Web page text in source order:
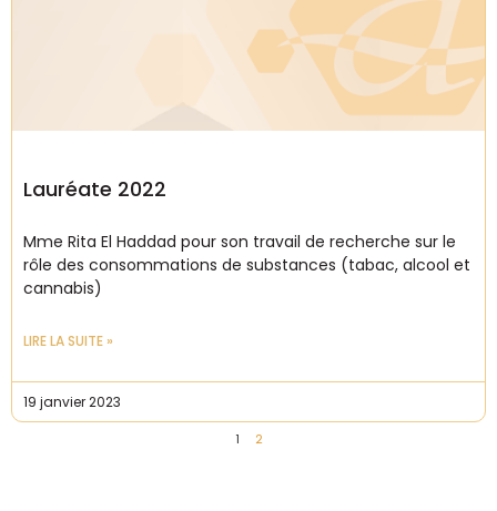
Lauréate 2022
Mme Rita El Haddad pour son travail de recherche sur le
rôle des consommations de substances (tabac, alcool et
cannabis)
LIRE LA SUITE »
19 janvier 2023
1 2